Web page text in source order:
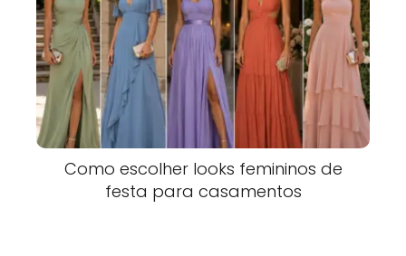
Como escolher looks femininos de
festa para casamentos